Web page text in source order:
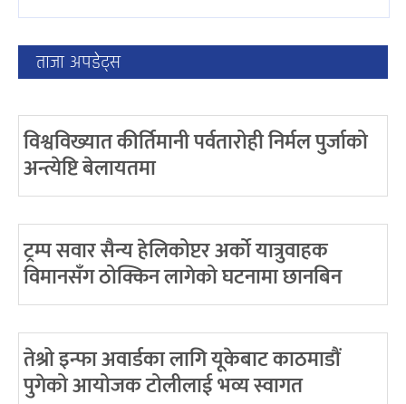
ताजा अपडेट्स
विश्वविख्यात कीर्तिमानी पर्वतारोही निर्मल पुर्जाको
अन्त्येष्टि बेलायतमा
ट्रम्प सवार सैन्य हेलिकोप्टर अर्को यात्रुवाहक
विमानसँग ठोक्किन लागेको घटनामा छानबिन
तेश्रो इन्फा अवार्डका लागि यूकेबाट काठमाडौं
पुगेको आयोजक टोलीलाई भव्य स्वागत